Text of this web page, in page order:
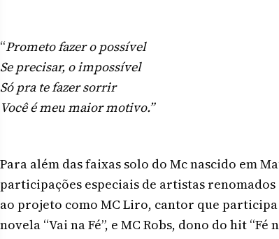
“Prometo fazer o possível
Se precisar, o impossível
Só pra te fazer sorrir
Você é meu maior motivo.”
Para além das faixas solo do Mc nascido em
participações especiais de artistas
ao projeto como MC Liro, cantor que
novela “Vai na Fé”, e MC Robs, dono do hit “Fé